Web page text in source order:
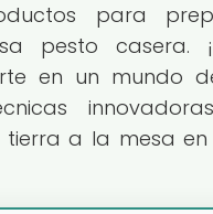
para
pesto casera.
en un mundo
a la mesa